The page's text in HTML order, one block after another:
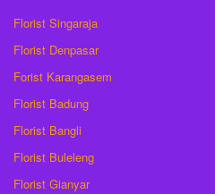
Florist Singaraja
Florist Denpasar
Forist Karangasem
Florist Badung
Florist Bangli
Florist Buleleng
Florist Gianyar